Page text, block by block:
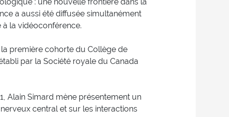
a aussi été diffusée simultanément
la vidéoconférence.
première cohorte du Collège de
par la Société royale du Canada
Alain Simard mène présentement un
central et sur les interactions